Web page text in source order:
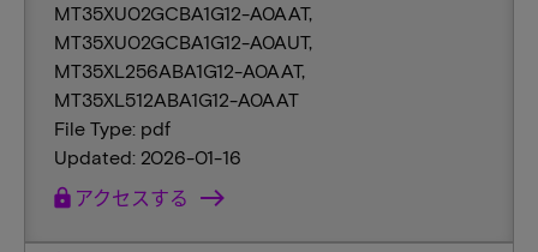
MT35XU02GCBA1G12-A0AAT,
MT35XU02GCBA1G12-A0AUT,
MT35XL256ABA1G12-A0AAT,
MT35XL512ABA1G12-A0AAT
File Type: pdf
Updated: 2026-01-16
lock アクセスする